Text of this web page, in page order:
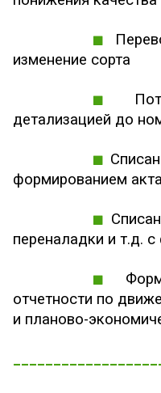
изменение сорта
детализацией до
формированием акта
переналадки и т.д.
отчетности по
и планово-